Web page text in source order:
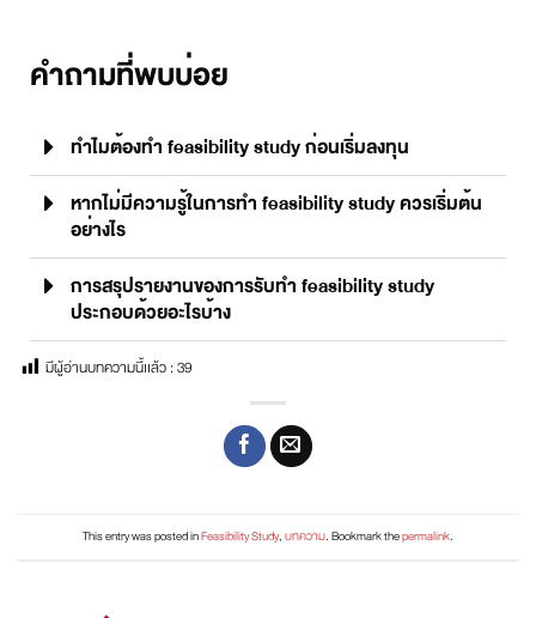
คำถามที่พบบ่อย
ทำไมต้องทำ feasibility study ก่อนเริ่มลงทุน
หากไม่มีความรู้ในการทำ feasibility study ควรเริ่มต้น
อย่างไร
การสรุปรายงานของการรับทำ feasibility study
ประกอบด้วยอะไรบ้าง
มีผู้อ่านบทความนี้เเล้ว :39
This entry was posted inFeasibility Study,บทความ. Bookmark thepermalink.